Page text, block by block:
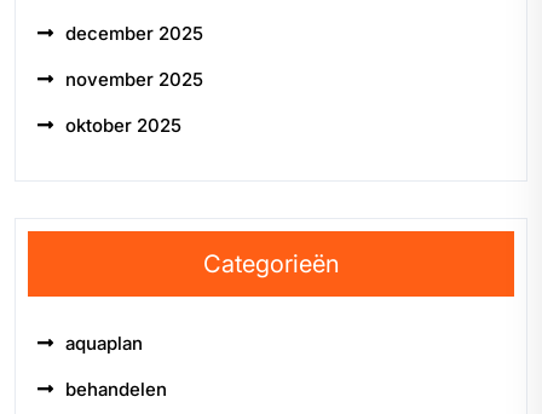
december 2025
november 2025
oktober 2025
Categorieën
aquaplan
behandelen